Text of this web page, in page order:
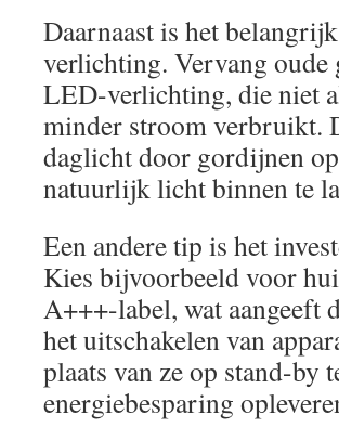
Daarnaast is het
verlichting. Vervang
LED-verlichting, die niet
minder stroom verbruikt.
daglicht door gordijnen
natuurlijk licht binnen te
Een andere tip is het
Kies bijvoorbeeld voor
A+++-label, wat aangeeft
het uitschakelen van
plaats van ze op stand-by
energiebesparing